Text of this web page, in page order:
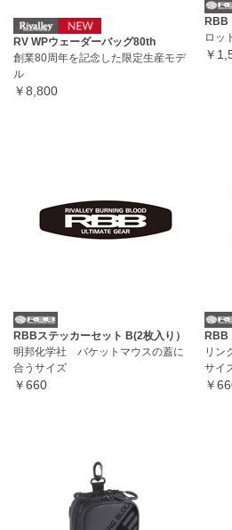
RV WPウェーダーバッグ80th
創業80周年を記念した限定生産モデ
ル
￥8,800
RBB
ロッ
￥
RBBステッカーセット B(2枚入り）
明邦化学社 バケットマウスの蓋に
合うサイズ
￥660
RBB
リン
サイ
￥